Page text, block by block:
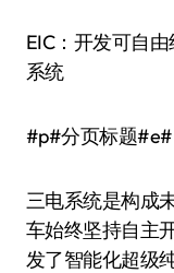
EIC：开发可自
系统
#p#分页标题#e#
三电系统是构成
车始终坚持自主
发了智能化超级